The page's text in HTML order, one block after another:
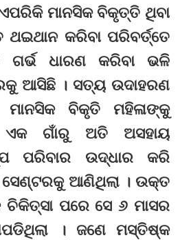
ଏପରିକି ମାନସିକ ବିକୃତ୍ତି ଥିବା
କରିବା ପରିବର୍ତ୍ତେ
ଗର୍ଭ ଧାରଣ କରିବା ଭଳି
ଆସିଛି । ସତ୍ୟ ଉଦାହରଣ
ବିକୃତି ମହିଳାଙ୍କୁ
ଏକ ଗାଁରୁ ଅତି ଅସହାୟ
ପରିବାର ଉଦ୍ଧାର କରି
ସେଣ୍ଟରକୁ ଆଣିଥିଲା । ଉକ୍ତ
ଚିକିତ୍ସା ପରେ ସେ ୬ ମାସର
। ଜଣେ ମସ୍ତିଷ୍କ